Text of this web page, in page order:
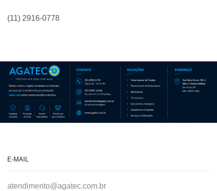
(11) 2916-0778
E-MAIL
atendimento@agatec.com.br